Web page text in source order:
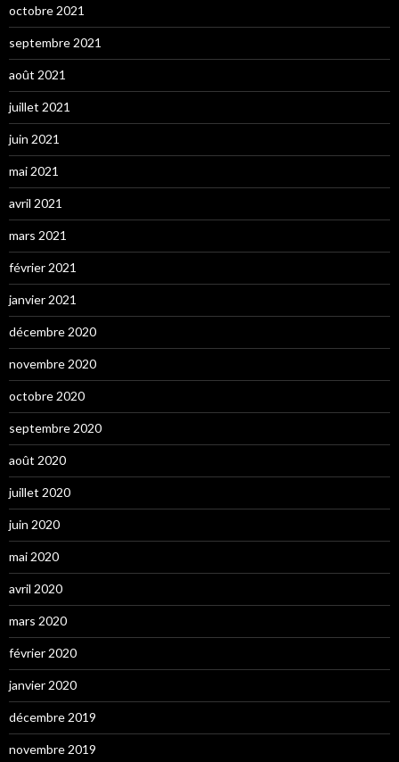
octobre 2021
septembre 2021
août 2021
juillet 2021
juin 2021
mai 2021
avril 2021
mars 2021
février 2021
janvier 2021
décembre 2020
novembre 2020
octobre 2020
septembre 2020
août 2020
juillet 2020
juin 2020
mai 2020
avril 2020
mars 2020
février 2020
janvier 2020
décembre 2019
novembre 2019